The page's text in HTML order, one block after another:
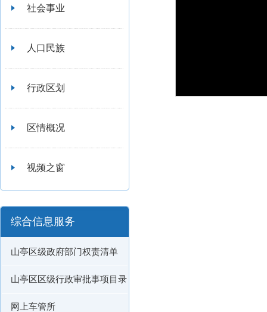
社会事业
人口民族
行政区划
区情概况
视频之窗
综合信息服务
山亭区级政府部门权责清单
山亭区区级行政审批事项目录
网上车管所